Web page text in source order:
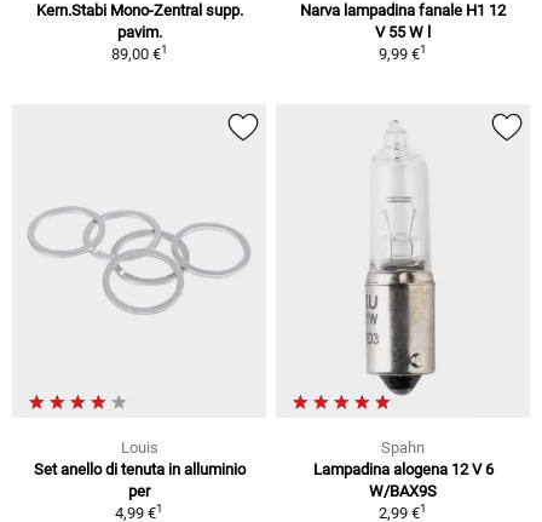
Kern.Stabi Mono-Zentral supp.
pavim.
89,00 €1
Narva lampadina fanale H1 12
V 55 W l
9,99 €1
Louis
Set anello di tenuta in alluminio
per
4,99 €1
Spahn
Lampadina alogena 12 V 6
W/BAX9S
2,99 €1